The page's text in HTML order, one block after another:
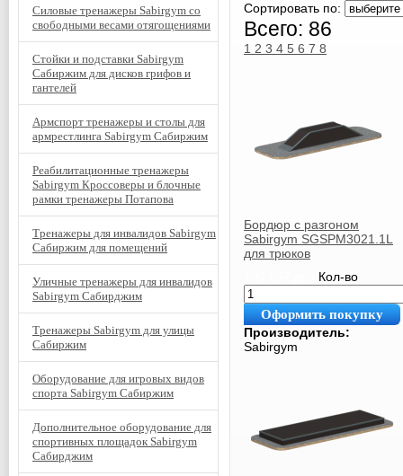
Сортировать по:
Всего: 86
1 2 3 4 5 6 7 8
Бордюр с разгоном
Sabirgym SGSPM3021.1L
для трюков
Кол-во
Оформить покупку
Производитель:
Sabirgym
Силовые тренажеры Sabirgym со
свободными весами отягощениями
Стойки и подставки Sabirgym
Сабиржим для дисков грифов и
гантелей
Армспорт тренажеры и столы для
армрестлинга Sabirgym Сабиржим
Реабилитационные тренажеры
Sabirgym Кроссоверы и блочные
рамки тренажеры Потапова
Тренажеры для инвалидов Sabirgym
Сабиржим для помещений
Уличные тренажеры для инвалидов
Sabirgym Сабирджим
Тренажеры Sabirgym для улицы
Сабиржим
Оборудование для игровых видов
спорта Sabirgym Сабиржим
Дополнительное оборудование для
спортивных площадок Sabirgym
Сабирджим